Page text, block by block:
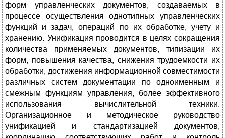
форм управленческих документов, создаваемых в
процессе осуществления однотипных управленческих
функций и задач, операций по их обработке, учету и
хранению. Унификация проводится в целях сокращения
количества применяемых документов, типизации их
форм, повышения качества, снижения трудоемкости их
обработки, достижения информационной совместимости
различных систем документации по одноименным и
смежным функциям управления, более эффективного
использования вычислительной техники.
Организационное и методическое руководство
унификацией и стандартизацией документов,